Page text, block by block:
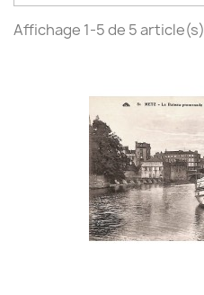
Affichage 1-5 de 5 article(s)